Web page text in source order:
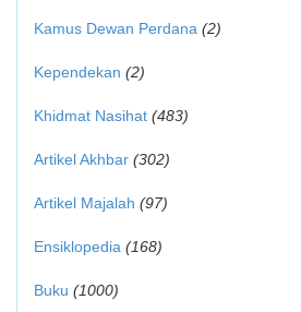
Kamus Dewan Perdana (2)
Kependekan (2)
Khidmat Nasihat (483)
Artikel Akhbar (302)
Artikel Majalah (97)
Ensiklopedia (168)
Buku (1000)